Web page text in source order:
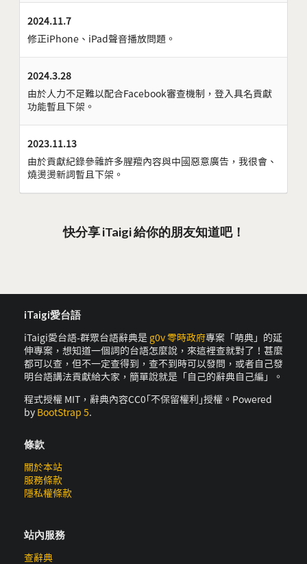
2024.11.7
修正iPhone、iPad聲音播放問題。
2024.3.28
由於人力不足難以配合Facebook審查機制，登入具名貢獻
功能暫且下架。
2023.11.13
由於貢獻紀錄參雜許多腥羶內容與中國惡意廣告，我很會、
燒燙燙新詞暫且下架。
快分享 iTaigi 給你的朋友知道吧！
iTaigi愛台語
iTaigi愛台語-群眾台語辭典是 g0v 零時政府專案「萌典」的延
伸專案，想知道一個詞的台語怎麼說，來這裡查就對了！甚麼
都可以查，但不一定查得到，查不到時可以發問，或者自己發
明台語講法貢獻給大家，簡單說就是「自己的辭典自己編」。
程式授權 MIT，辭典內容CC0｢不保留權利｣授權。Powered
by BootStrap 5.
條款
關於本站
服務條款
隱私權條款
站內服務
查辭典